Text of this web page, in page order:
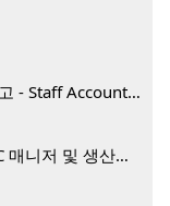
[서북미 H마트 본부] 재무회계팀 채용 공고 - Staff Accountant
[그린라이프] 오피스 매니저 & 제조부 QC 매니저 및 생산직, 웨어하우스 직원 모집